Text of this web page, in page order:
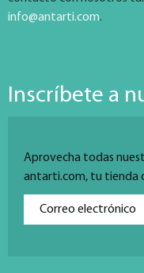
info@antarti.com.
Inscríbete a
Aprovecha todas
antarti.com, tu tienda